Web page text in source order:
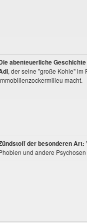
abenteuerliche
, der seine "große Kohle" im
macht.
der besonderen Art:
und andere